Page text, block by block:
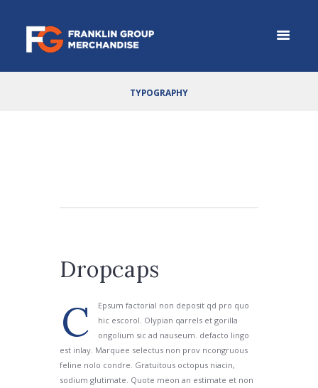
TYPOGRAPHY
Dropcaps
C
Epsum factorial non deposit qd pro quo
hic escorol. Olypian qarrels et gorilla
ongolium sic ad nauseum. defacto lingo
est inlay. Marquee selectus non prov ncongruous
feline nolo condre. Gratuitous octopus niacin,
sodium glutimate. Quote meon an estimate et non